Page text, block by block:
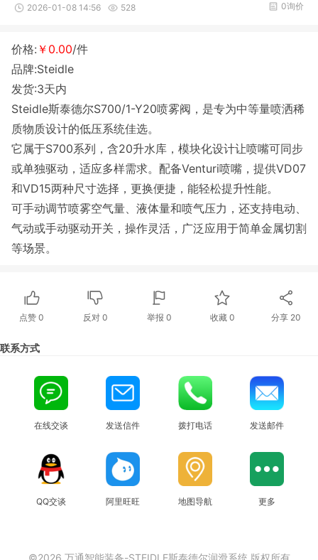
2026-01-08 14:56 528 0询价
价格: ￥0.00/件
品牌:Steidle
发货:3天内
Steidle斯泰德尔S700/1-Y20喷雾阀，是专为中等量喷洒稀
质物质设计的低压系统佳选。
它属于S700系列，含20升水库，模块化设计让喷嘴可同步
或单独驱动，适应多样需求。配备Venturi喷嘴，提供VD07
和VD15两种尺寸选择，更换便捷，能轻松提升性能。
可手动调节喷雾空气量、液体量和喷气压力，还支持电动、
气动或手动驱动开关，操作灵活，广泛应用于简单金属切割
等场景。
点赞0 反对 0 举报 0 收藏 0 分享 20
联系方式
在线交谈 发送信件 拨打电话 发送邮件
QQ交谈 阿里旺旺 地图导航 更多
©2026 万通智能装备-STEIDLE斯泰德尔润滑系统 版权所有